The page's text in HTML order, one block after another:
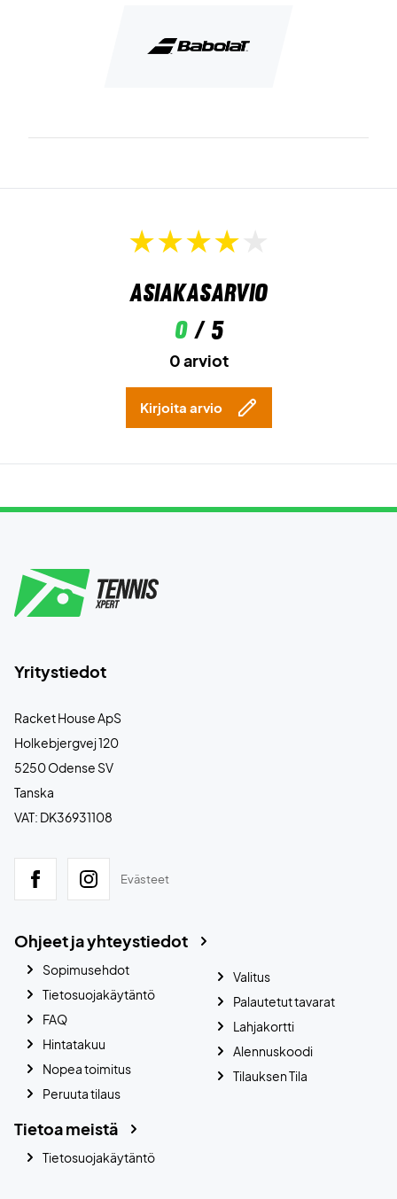
Asiakasarvio
0/ 5
0 arviot
Kirjoita arvio
Yritystiedot
Racket House ApS
Holkebjergvej 120
5250 Odense SV
Tanska
VAT: DK36931108
Evästeet
Ohjeet ja yhteystiedot
Sopimusehdot
Tietosuojakäytäntö
FAQ
Hintatakuu
Nopea toimitus
Peruuta tilaus
Valitus
Palautetut tavarat
Lahjakortti
Alennuskoodi
Tilauksen Tila
Tietoa meistä
Tietosuojakäytäntö